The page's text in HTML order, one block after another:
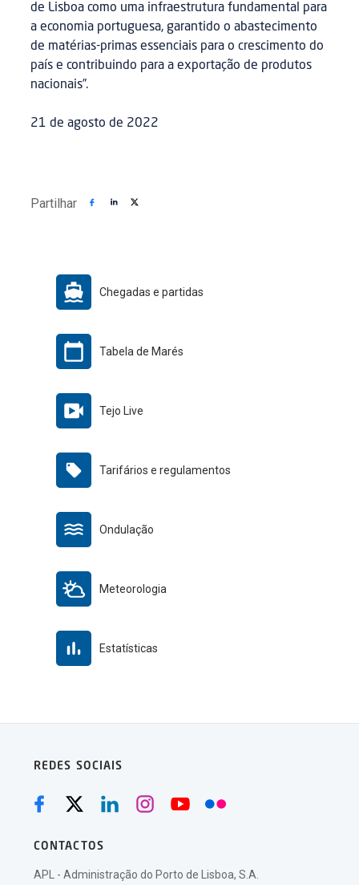
de Lisboa como uma infraestrutura fundamental para
a economia portuguesa, garantido o abastecimento
de matérias-primas essenciais para o crescimento do
país e contribuindo para a exportação de produtos
nacionais”.
21 de agosto de 2022
Partilhar
Chegadas e partidas
Tabela de Marés
Tejo Live
Tarifários e regulamentos
Ondulação
Meteorologia
Estatísticas
REDES SOCIAIS
CONTACTOS
APL - Administração do Porto de Lisboa, S.A.